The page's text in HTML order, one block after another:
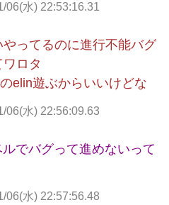
06(水) 22:53:16.31
ってるのに進行不能バグ
ロタ
elin遊ぶからいいけどな
06(水) 22:56:09.63
でバグって進めないって
06(水) 22:57:56.48